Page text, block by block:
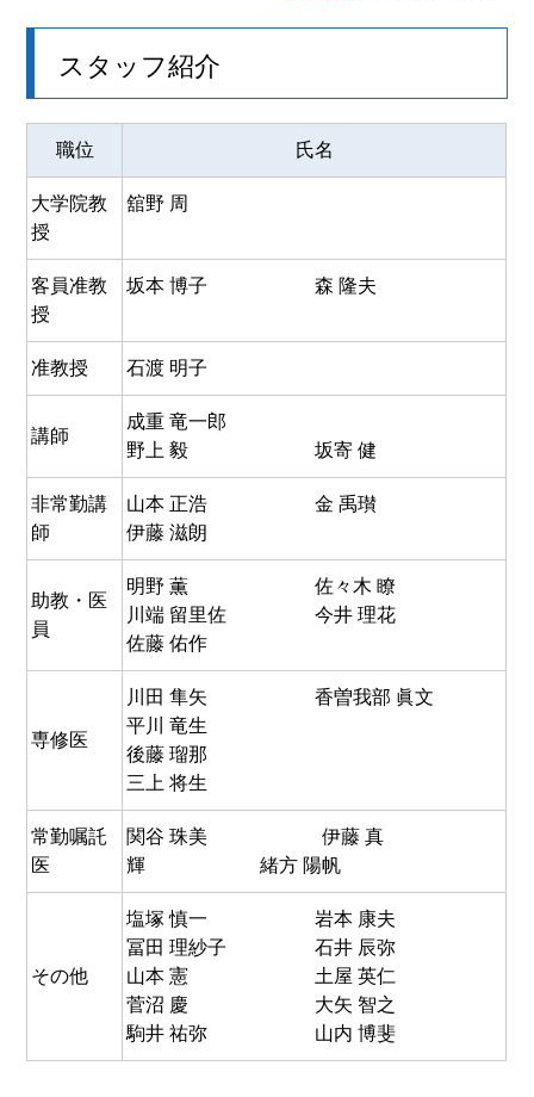
スタッフ紹介
職位 氏名
大学院教
授
舘野 周
客員准教
授
坂本 博子 森 隆夫
准教授 石渡 明子
講師
成重 竜一郎
野上 毅
坂寄 健
非常勤講
師
山本 正浩
金 禹瓉
伊藤 滋朗
助教・医
員
明野 薫
佐々木 瞭
川端 留里佐
今井 理花
佐藤 佑作
専修医
川田 隼矢
香曽我部 眞文
平川 竜生
後藤 瑠那
三上 将生
常勤嘱託
医
関谷 珠美 伊藤 真
輝 緒方 陽帆
その他
塩塚 慎一
岩本 康夫
冨田 理紗子
石井 辰弥
山本 憲
土屋 英仁
菅沼 慶
大矢 智之
駒井 祐弥
山内 博斐